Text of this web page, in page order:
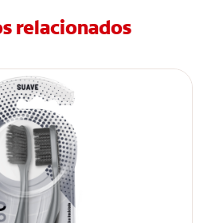
relacionados